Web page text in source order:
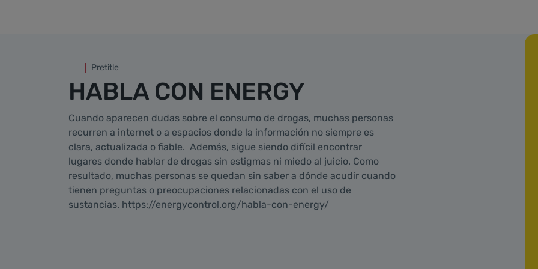
Pretitle
HABLA CON ENERGY
Cuando aparecen dudas sobre el consumo de drogas, muchas personas
recurren a internet o a espacios donde la información no siempre es
clara, actualizada o fiable. Además, sigue siendo difícil encontrar
lugares donde hablar de drogas sin estigmas ni miedo al juicio. Como
resultado, muchas personas se quedan sin saber a dónde acudir cuando
tienen preguntas o preocupaciones relacionadas con el uso de
sustancias. https://energycontrol.org/habla-con-energy/